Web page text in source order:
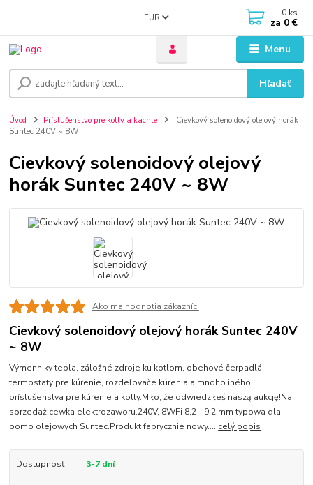
Menu
EUR
Hľadať
0 ks
za 0 €
Úvod Príslušenstvo pre kotly a kachle
Cievkový solenoidový olejový horák
Suntec 240V ~ 8W
Cievkový solenoidový olejový
horák Suntec 240V ~ 8W
Ako ma hodnotia zákazníci
Cievkový solenoidový olejový horák Suntec 240V
~ 8W
Výmenniky tepla, záložné zdroje ku kotlom, obehové čerpadlá,
termostaty pre kúrenie, rozdeľovače kúrenia a mnoho iného
príslušenstva pre kúrenie a kotly.Miło, że odwiedziłeś naszą aukcję!Na
sprzedaż cewka elektrozaworu.240V, 8WFi 8,2 - 9,2 mm typowa dla
pomp olejowych Suntec.Produkt fabrycznie nowy.... celý popis
Dostupnosť 3-7 dní